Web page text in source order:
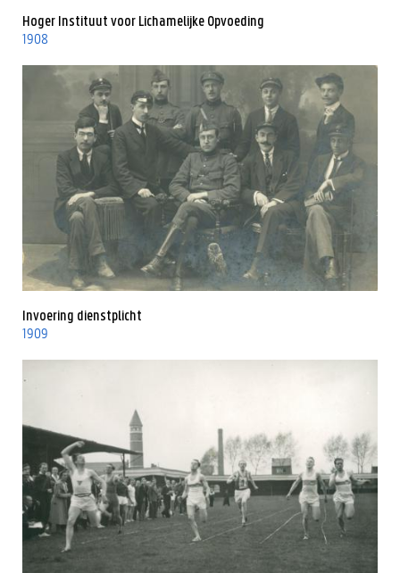
Hoger Instituut voor Lichamelijke Opvoeding
1908
Invoering dienstplicht
1909